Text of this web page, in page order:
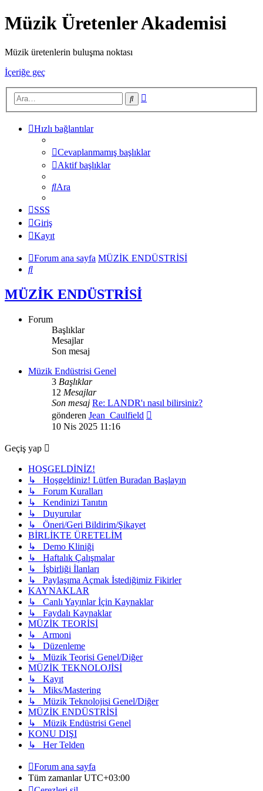
Müzik Üretenler Akademisi
Müzik üretenlerin buluşma noktası
İçeriğe geç
Ara
Hızlı bağlantılar
Cevaplanmamış başlıklar
Aktif başlıklar
Ara
SSS
Giriş
Kayıt
Forum ana sayfa MÜZİK ENDÜSTRİSİ
Ara
MÜZİK ENDÜSTRİSİ
Forum
Başlıklar
Mesajlar
Son mesaj
Müzik Endüstrisi Genel
3 Başlıklar
12 Mesajlar
Son mesaj Re: LANDR'ı nasıl bilirsiniz?
gönderen Jean_Caulfield
10 Nis 2025 11:16
Geçiş yap
HOŞGELDİNİZ!
↳ Hoşgeldiniz! Lütfen Buradan Başlayın
↳ Forum Kuralları
↳ Kendinizi Tanıtın
↳ Duyurular
↳ Öneri/Geri Bildirim/Şikayet
BİRLİKTE ÜRETELİM
↳ Demo Kliniği
↳ Haftalık Çalışmalar
↳ İşbirliği İlanları
↳ Paylaşıma Açmak İstediğimiz Fikirler
KAYNAKLAR
↳ Canlı Yayınlar İçin Kaynaklar
↳ Faydalı Kaynaklar
MÜZİK TEORİSİ
↳ Armoni
↳ Düzenleme
↳ Müzik Teorisi Genel/Diğer
MÜZİK TEKNOLOJİSİ
↳ Kayıt
↳ Miks/Mastering
↳ Müzik Teknolojisi Genel/Diğer
MÜZİK ENDÜSTRİSİ
↳ Müzik Endüstrisi Genel
KONU DIŞI
↳ Her Telden
Forum ana sayfa
Tüm zamanlarUTC+03:00